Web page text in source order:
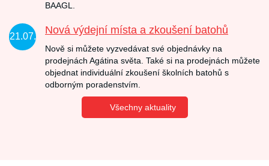
BAAGL.
21.07.
Nová výdejní místa a zkoušení batohů
Nově si můžete vyzvedávat své objednávky na
prodejnách Agátina světa. Také si na prodejnách můžete
objednat individuální zkoušení školních batohů s
odborným poradenstvím.
Všechny aktuality